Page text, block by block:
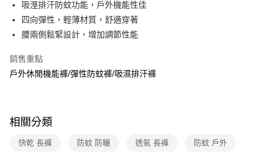
匯豐（台灣）商業銀行
華泰商業銀行
聯邦商業銀行
元大商業銀行
台新國際商業銀行
台灣樂天信用卡公司
匯豐（台灣）商業銀行
聯邦商業銀行
玉山商業銀行
台新國際商業銀行
中國信託商業銀行
Apple Pay
悠遊付
Google Pay
全盈+PAY
【大哥付你分期使用說明】
1.本服務由台灣大哥大提供，台灣大哥大用戶可立即使用無須另外申請。
2.付款方式選擇「大哥付你分期」，訂單成立後會自動跳轉到大哥付的交易
吸溼排汗防蚊功能，戶外機能性佳
四向彈性，輕薄材質，舒適穿著
腰兩側鬆緊設計，增加調節性能
銷售重點
戶外休閒機能褲/彈性防蚊褲/吸濕排汗褲
相關分類
快乾 長褲 防蚊 防曬 透氣 長褲 防蚊 戶外